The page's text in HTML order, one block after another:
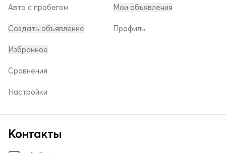
Авто с пробегом
Создать объявление
Мои объявления
Профиль
Избранное
Сравнения
Настройки
Контакты